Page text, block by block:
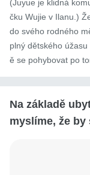
(Juyue je klidná
čku Wujie v Ilanu.)
do svého rodného
plný dětského
ě se pohybovat po
Na základě
myslíme, že